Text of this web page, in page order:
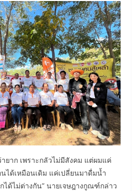
ยาก เพราะกลัวไม่มีสังคม แต่ผมแค่
นได้เหมือนเดิม แค่เปลี่ยนมาดื่มน้ำ
ได้ไม่ต่างกัน” นายเจษฎางกูณฑ์กล่าว